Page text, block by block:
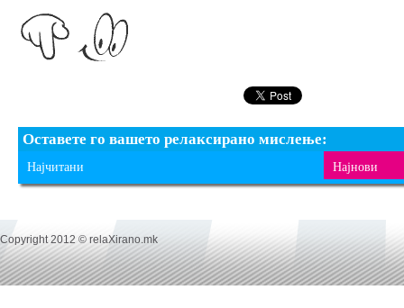
Оставете го вашето релаксирано мислење:
Најчитани Најнови
Copyright 2012 © relaXirano.mk